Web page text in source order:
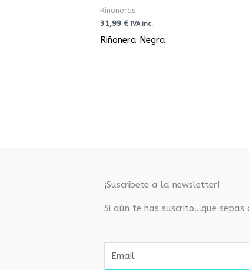
Riñoneras
31,99 € IVA inc.
Riñonera Negra
¡Suscríbete a la newsletter!
Si aún te has suscrito…que